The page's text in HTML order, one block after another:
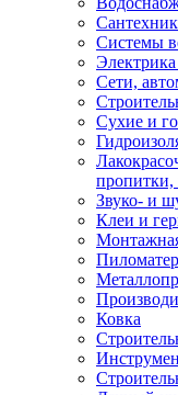
Системы
Сети,
Сухие и
пропитки,
Звуко- и
Клеи и
Ковка